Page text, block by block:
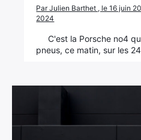
Par Julien Barthet , le 16 juin
2024
C'est la Porsche no4
pneus, ce matin, sur les